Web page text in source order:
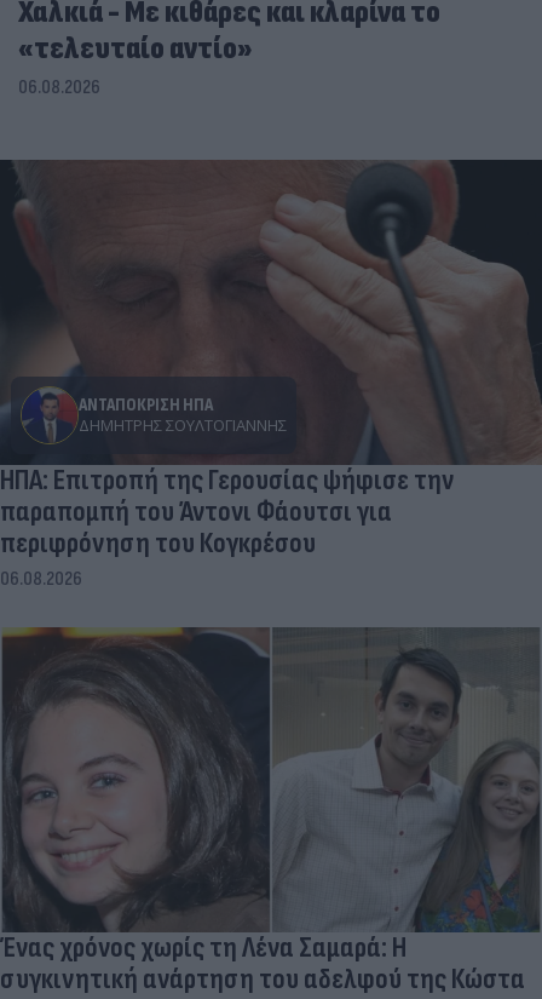
Χαλκιά - Με κιθάρες και κλαρίνα το
«τελευταίο αντίο»
06.08.2026
ΑΝΤΑΠΟΚΡΙΣΗ ΗΠΑ
ΔΗΜΉΤΡΗΣ ΣΟΥΛΤΟΓΙΆΝΝΗΣ
ΗΠΑ: Επιτροπή της Γερουσίας ψήφισε την
παραπομπή του Άντονι Φάουτσι για
περιφρόνηση του Κογκρέσου
06.08.2026
Ένας χρόνος χωρίς τη Λένα Σαμαρά: Η
συγκινητική ανάρτηση του αδελφού της Κώστα